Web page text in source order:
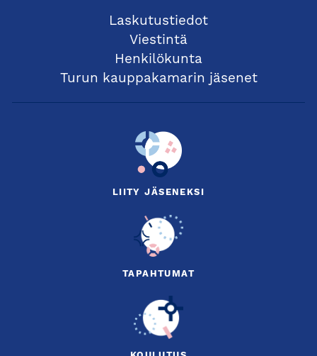
Laskutustiedot
Viestintä
Henkilökunta
Turun kauppakamarin jäsenet
LIITY JÄSENEKSI
TAPAHTUMAT